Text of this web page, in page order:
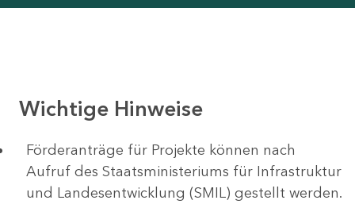
Wichtige Hinweise
Förderanträge für Projekte können nach
Aufruf des Staatsministeriums für Infrastruktur
und Landesentwicklung (SMIL) gestellt werden.